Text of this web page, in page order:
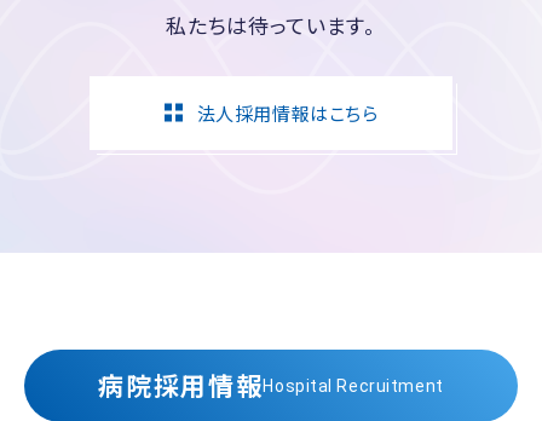
私たちは待っています。
法人採用情報はこちら
病院採用情報Hospital Recruitment